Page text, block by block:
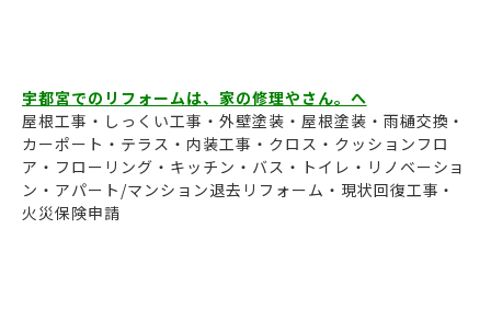
宇都宮でのリフォームは、家の修理やさん。へ
屋根工事・しっくい工事・外壁塗装・屋根塗装・雨樋交換・
カーポート・テラス・内装工事・クロス・クッションフロ
ア・フローリング・キッチン・バス・トイレ・リノベーショ
ン・アパート/マンション退去リフォーム・現状回復工事・
火災保険申請